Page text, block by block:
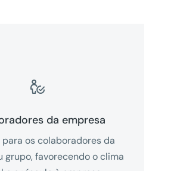

da empresa
para os colaboradores da
grupo, favorecendo o clima